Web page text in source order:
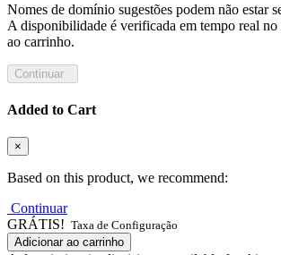
Nomes de domínio sugestões podem não estar
A disponibilidade é verificada em tempo real
ao carrinho.
Added to Cart
×
Based on this product, we recommend:
Continuar
GRÁTIS! Taxa de Configuração
Adicionar ao carrinho